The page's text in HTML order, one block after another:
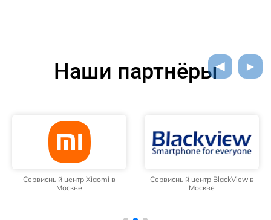
Наши партнёры
Сервисный центр Xiaomi в
Москве
Сервисный центр BlackView в
Москве